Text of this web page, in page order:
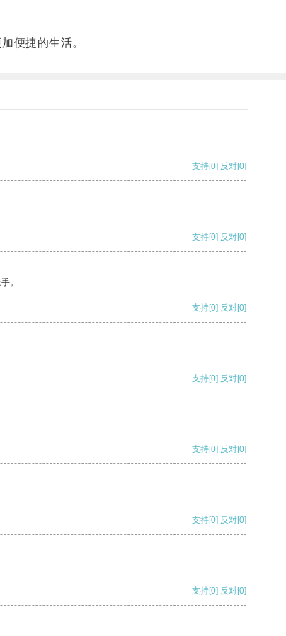
便捷的生活。
支持[0] 反对[0]
支持[0] 反对[0]
。
支持[0] 反对[0]
支持[0] 反对[0]
支持[0] 反对[0]
支持[0] 反对[0]
支持[0] 反对[0]